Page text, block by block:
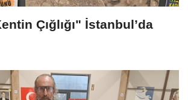
Çığlığı" İstanbul’da